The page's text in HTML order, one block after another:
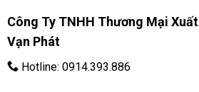
Công Ty TNHH Thương Mại
Vạn Phát
Hotline: 0914.393.886